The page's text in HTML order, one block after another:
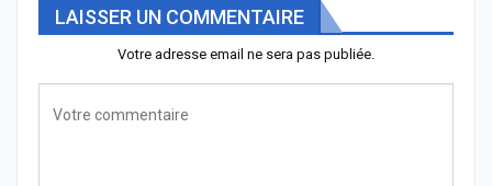
LAISSER UN COMMENTAIRE
Votre adresse email ne sera pas publiée.